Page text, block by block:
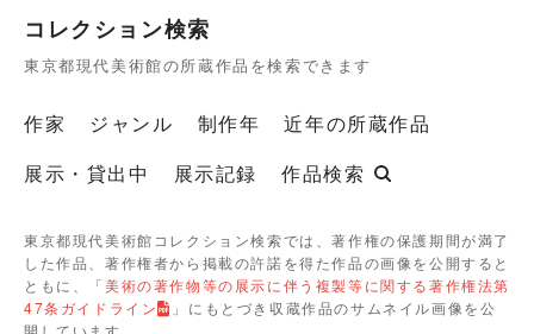
コレクション検索
東京都現代美術館の所蔵作品を検索できます
作家 ジャンル 制作年
近年の所蔵作品
展示・貸出中
展示記録 作品検索
東京都現代美術館コレクション検索では、著作権の保護期間が満了
した作品、著作権者から掲載の許諾を得た作品の画像を公開すると
ともに、「美術の著作物等の展示に伴う複製等に関する著作権法第
47条ガイドライン
」にもとづき収蔵作品のサムネイル画像を公